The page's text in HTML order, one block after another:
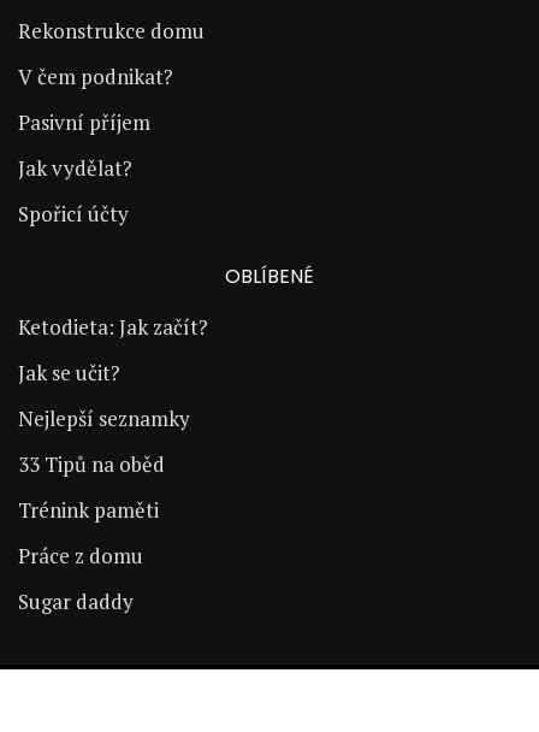
Rekonstrukce domu
V čem podnikat?
Pasivní příjem
Jak vydělat?
Spořicí účty
OBLÍBENÉ
Ketodieta: Jak začít?
Jak se učit?
Nejlepší seznamky
33 Tipů na oběd
Trénink paměti
Práce z domu
Sugar daddy